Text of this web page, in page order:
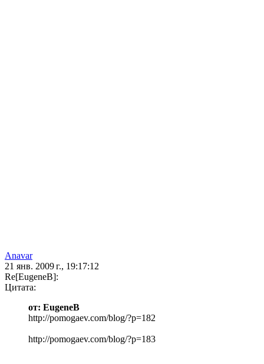
Anavar
21 янв. 2009 г., 19:17:12
Re[EugeneB]:
Цитата:
от: EugeneB
http://pomogaev.com/blog/?p=182
http://pomogaev.com/blog/?p=183